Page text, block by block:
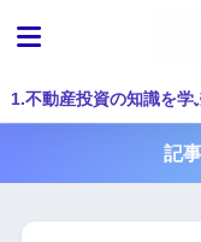
1.不動産投資の知識を学
記